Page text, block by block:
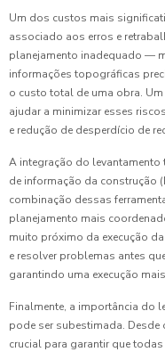
Um dos custos mais
associado aos erros e
planejamento inadequado —
informações topográficas
o custo total de uma obra.
ajudar a minimizar esses
e redução de desperdício de
A integração do
de informação da construção
combinação dessas
planejamento mais
muito próximo da execução
e resolver problemas antes
garantindo uma execução
Finalmente, a importância do
pode ser subestimada. Desde
crucial para garantir que